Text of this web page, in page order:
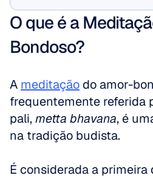
O que é a
Bondoso?
A meditação do amor-
frequentemente referida
pali, metta bhavana, é
na tradição budista.
É considerada a